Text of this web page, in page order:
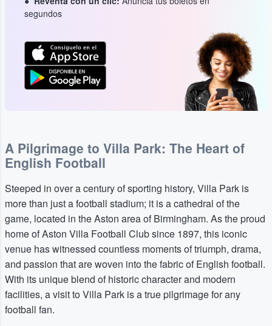
segundos
A Pilgrimage to Villa Park: The Heart of
English Football
Steeped in over a century of sporting history, Villa Park is
more than just a football stadium; it is a cathedral of the
game, located in the Aston area of Birmingham. As the proud
home of Aston Villa Football Club since 1897, this iconic
venue has witnessed countless moments of triumph, drama,
and passion that are woven into the fabric of English football.
With its unique blend of historic character and modern
facilities, a visit to Villa Park is a true pilgrimage for any
football fan.